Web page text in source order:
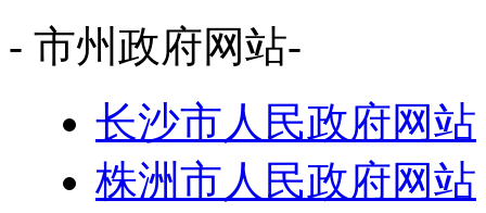
- 市州政府网站-
长沙市人民政府网站
株洲市人民政府网站